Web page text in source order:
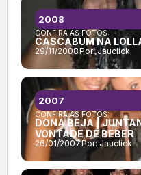
CONFIRA AS FOTOS:
CASCABUM NA
29/11/2008Por:Jauclick
2008
CONFIRA AS FOTOS:
DONA BEJA |
VONTADE DE BEBER
26/01/2007Por:Jauclick
2007